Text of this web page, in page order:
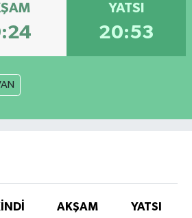
YATSI
20:53
AKŞAM
YATSI